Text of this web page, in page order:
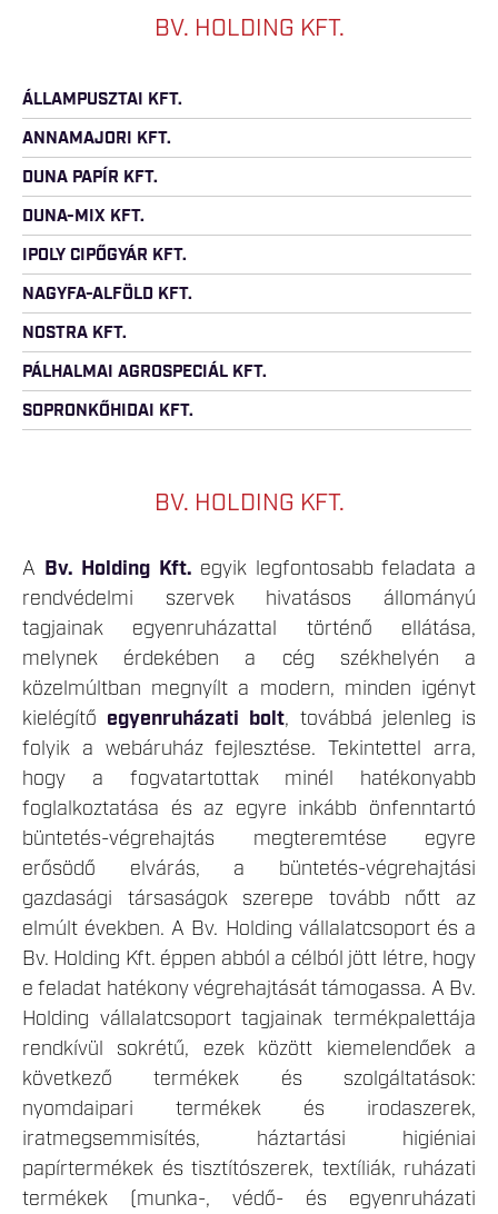
BV. HOLDING KFT.
ÁLLAMPUSZTAI KFT.
ANNAMAJORI KFT.
DUNA PAPÍR KFT.
DUNA-MIX KFT.
IPOLY CIPŐGYÁR KFT.
NAGYFA-ALFÖLD KFT.
NOSTRA KFT.
PÁLHALMAI AGROSPECIÁL KFT.
SOPRONKŐHIDAI KFT.
BV. HOLDING KFT.
A Bv. Holding Kft. egyik legfontosabb feladata a
rendvédelmi szervek hivatásos állományú
tagjainak egyenruházattal történő ellátása,
melynek érdekében a cég székhelyén a
közelmúltban megnyílt a modern, minden igényt
kielégítő egyenruházati bolt, továbbá jelenleg is
folyik a webáruház fejlesztése. Tekintettel arra,
hogy a fogvatartottak minél hatékonyabb
foglalkoztatása és az egyre inkább önfenntartó
büntetés-végrehajtás megteremtése egyre
erősödő elvárás, a büntetés-végrehajtási
gazdasági társaságok szerepe tovább nőtt az
elmúlt években. A Bv. Holding vállalatcsoport és a
Bv. Holding Kft. éppen abból a célból jött létre, hogy
e feladat hatékony végrehajtását támogassa. A Bv.
Holding vállalatcsoport tagjainak termékpalettája
rendkívül sokrétű, ezek között kiemelendőek a
következő termékek és szolgáltatások:
nyomdaipari termékek és irodaszerek,
iratmegsemmisítés, háztartási higiéniai
papírtermékek és tisztítószerek, textíliák, ruházati
termékek (munka-, védő- és egyenruházati